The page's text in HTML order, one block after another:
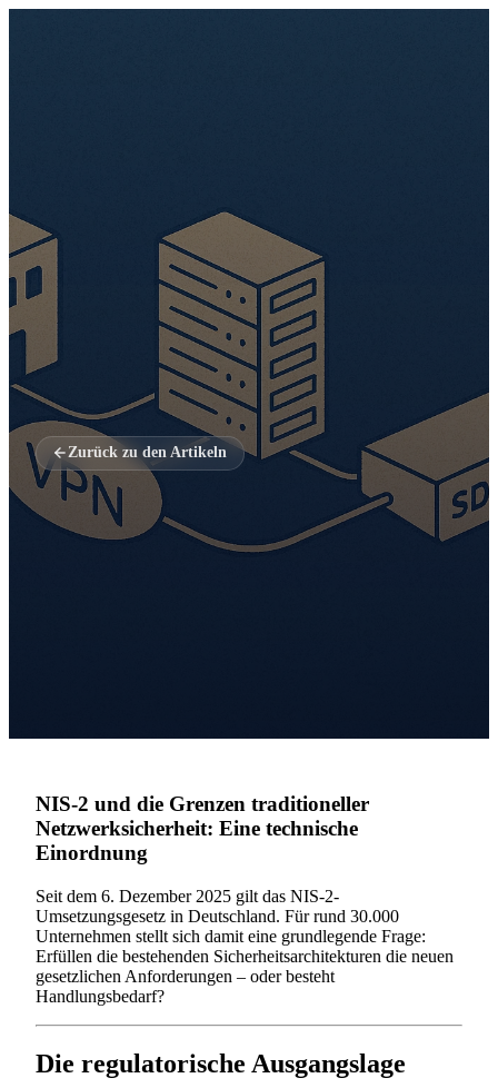
Zurück zu den Artikeln
NIS-2 und die Grenzen traditioneller
Netzwerksicherheit: Eine technische
Einordnung
Seit dem 6. Dezember 2025 gilt das NIS-2-
Umsetzungsgesetz in Deutschland. Für rund 30.000
Unternehmen stellt sich damit eine grundlegende Frage:
Erfüllen die bestehenden Sicherheitsarchitekturen die neuen
gesetzlichen Anforderungen – oder besteht
Handlungsbedarf?
Die regulatorische Ausgangslage